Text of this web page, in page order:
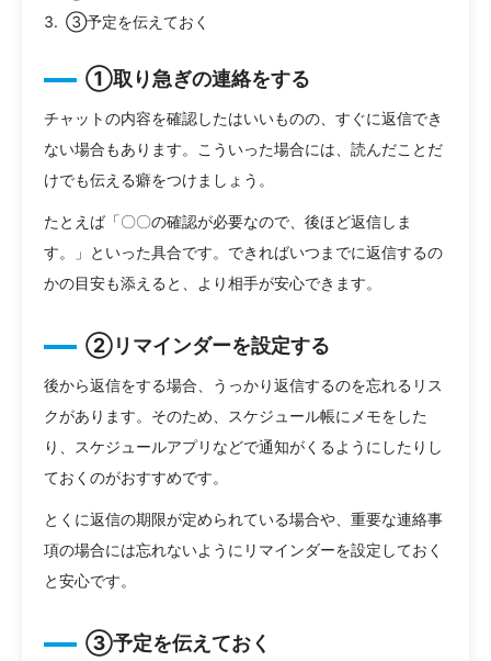
③予定を伝えておく
①取り急ぎの連絡をする
チャットの内容を確認したはいいものの、すぐに返信でき
ない場合もあります。こういった場合には、読んだことだ
けでも伝える癖をつけましょう。
たとえば「〇〇の確認が必要なので、後ほど返信しま
す。」といった具合です。できればいつまでに返信するの
かの目安も添えると、より相手が安心できます。
②リマインダーを設定する
後から返信をする場合、うっかり返信するのを忘れるリス
クがあります。そのため、スケジュール帳にメモをした
り、スケジュールアプリなどで通知がくるようにしたりし
ておくのがおすすめです。
とくに返信の期限が定められている場合や、重要な連絡事
項の場合には忘れないようにリマインダーを設定しておく
と安心です。
③予定を伝えておく